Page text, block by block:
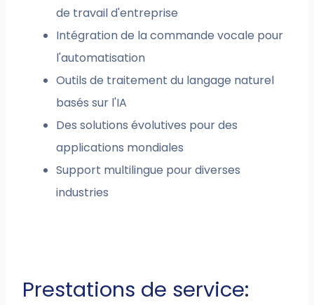
de travail d'entreprise
Intégration de la commande vocale pour
l'automatisation
Outils de traitement du langage naturel
basés sur l'IA
Des solutions évolutives pour des
applications mondiales
Support multilingue pour diverses
industries
Prestations de service: